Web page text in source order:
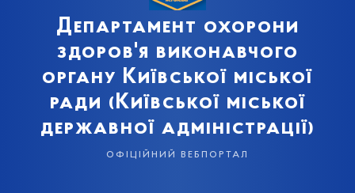
Департамент охорони
здоров'я виконавчого
органу Київської міської
ради (Київської міської
державної адміністрації)
офіційний вебпортал